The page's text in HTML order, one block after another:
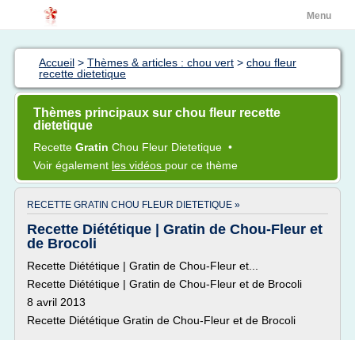
Menu
Accueil > Thèmes & articles : chou vert > chou fleur
recette dietetique
Thèmes principaux sur chou fleur recette
dietetique
Recette Gratin Chou Fleur Dietetique •
Voir également les vidéos pour ce thème
RECETTE GRATIN CHOU FLEUR DIETETIQUE »
Recette Diététique | Gratin de Chou-Fleur et
de Brocoli
Recette Diététique | Gratin de Chou-Fleur et...
Recette Diététique | Gratin de Chou-Fleur et de Brocoli
8 avril 2013
Recette Diététique Gratin de Chou-Fleur et de Brocoli